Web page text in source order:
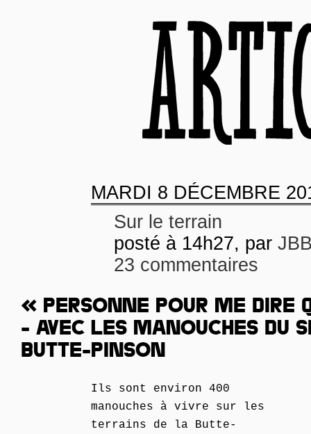
MARDI 8 DÉCEMBRE
Sur le terrain
posté à 14h27, par
23 commentaires
« PERSONNE POUR ME DIRE
- AVEC LES MANOUCHES DU
BUTTE-PINSON
Ils sont environ 400
manouches à vivre sur les
terrains de la Butte-